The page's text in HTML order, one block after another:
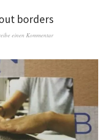
borders
einen Kommentar